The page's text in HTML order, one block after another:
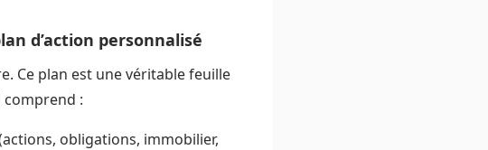
d’action personnalisé
Ce plan est une véritable feuille
:
obligations, immobilier,